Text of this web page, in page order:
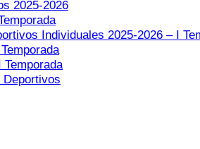
2025-2026
Individuales 2025-2026 – I